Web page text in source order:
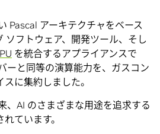
Pascal アーキテクチャをベース
ソフトウェア、開発ツール、そし
を統合するアプライアンスで
ーと同等の演算能力を、ガスコン
に集約しました。
、AI のさまざまな用途を追求する
ています。